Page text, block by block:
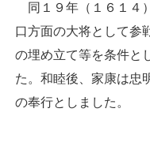
同１９年（１６１４
口方面の大将として参
の埋め立て等を条件と
た。和睦後、家康は忠
の奉行としました。